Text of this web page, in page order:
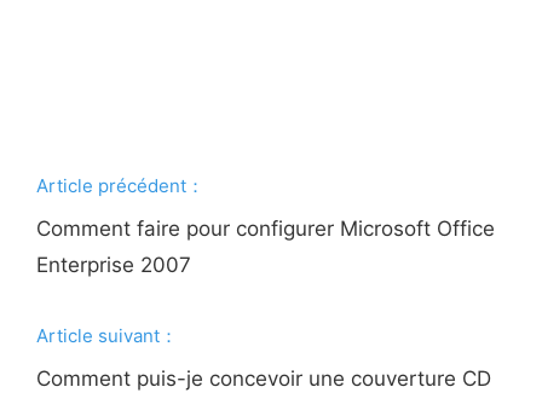
Article précédent：
Comment faire pour configurer Microsoft Office
Enterprise 2007
Article suivant：
Comment puis-je concevoir une couverture CD